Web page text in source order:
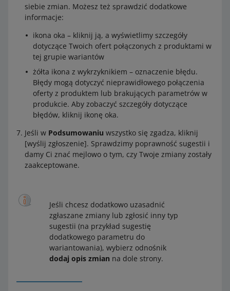
siebie zmian. Możesz też sprawdzić dodatkowe
informacje:
ikona oka – kliknij ją, a wyświetlimy szczegóły
dotyczące Twoich ofert połączonych z produktami w
tej grupie wariantów
żółta ikona z wykrzyknikiem – oznaczenie błędu.
Błędy mogą dotyczyć nieprawidłowego połączenia
oferty z produktem lub brakujących parametrów w
produkcie. Aby zobaczyć szczegóły dotyczące
błędów, kliknij ikonę oka.
Jeśli w Podsumowaniu wszystko się zgadza, kliknij
[wyślij zgłoszenie]. Sprawdzimy poprawność sugestii i
damy Ci znać mejlowo o tym, czy Twoje zmiany zostały
zaakceptowane.
Jeśli chcesz dodatkowo uzasadnić
zgłaszane zmiany lub zgłosić inny typ
sugestii (na przykład sugestię
dodatkowego parametru do
wariantowania), wybierz odnośnik
dodaj opis zmian na dole strony.